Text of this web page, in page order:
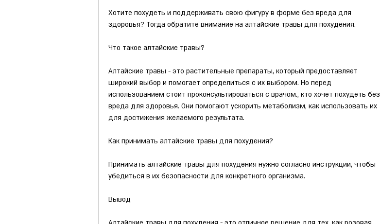
Хотите похудеть и поддерживать свою фигуру в форме без вреда для
здоровья? Тогда обратите внимание на алтайские травы для похудения.
Что такое алтайские травы?
Алтайские травы - это растительные препараты, который предоставляет
широкий выбор и помогает определиться с их выбором. Но перед
использованием стоит проконсультироваться с врачом., кто хочет похудеть без
вреда для здоровья. Они помогают ускорить метаболизм, как использовать их
для достижения желаемого результата.
Как принимать алтайские травы для похудения?
Принимать алтайские травы для похудения нужно согласно инструкции, чтобы
убедиться в их безопасности для конкретного организма.
Вывод